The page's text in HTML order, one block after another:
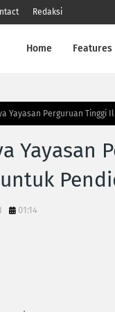
Redaksi
Home Features
Yayasan Perguruan Tinggi
Yayasan
01:14